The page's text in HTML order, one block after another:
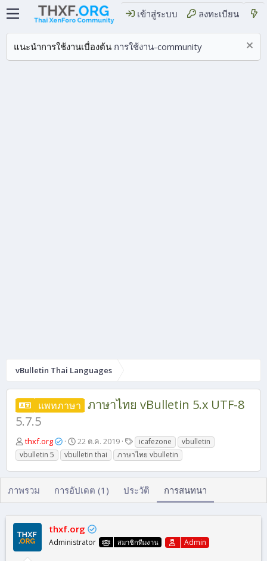
เข้าสู่ระบบ ลงทะเบียน
แนะนำการใช้งานเบื่องต้น การใช้งาน-community
vBulletin Thai Languages
แพทภาษา ภาษาไทย vBulletin 5.x UTF-8
5.7.5
ผู้
เ
ริ่
ม
ว
ข้
thxf.org
วั
น
ที่
เ
ม
ต้
22 ต.ค. 2019
แ
ท็
ก
icafezone
vbulletin
vbulletin 5
vbulletin thai ภาษาไทย vbulletin
ภาพรวม การอัปเดต (1) ประวัติ การสนทนา
thxf.org
Administrator สมาชิกทีมงาน Admin